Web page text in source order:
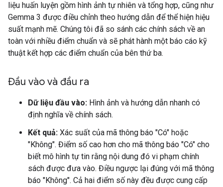
liệu huấn luyện gồm hình ảnh tự nhiên và tổng hợp, cũng như
Gemma 3 được điều chỉnh theo hướng dẫn để thể hiện hiệu
suất mạnh mẽ. Chúng tôi đã so sánh các chính sách về an
toàn với nhiều điểm chuẩn và sẽ phát hành một báo cáo kỹ
thuật kết hợp các điểm chuẩn của bên thứ ba.
Đầu vào và đầu ra
Dữ liệu đầu vào: Hình ảnh và hướng dẫn nhanh có
định nghĩa về chính sách.
Kết quả: Xác suất của mã thông báo "Có" hoặc
"Không". Điểm số cao hơn cho mã thông báo "Có" cho
biết mô hình tự tin rằng nội dung đó vi phạm chính
sách được đưa vào. Điều ngược lại đúng với mã thông
báo "Không". Cả hai điểm số này đều được cung cấp